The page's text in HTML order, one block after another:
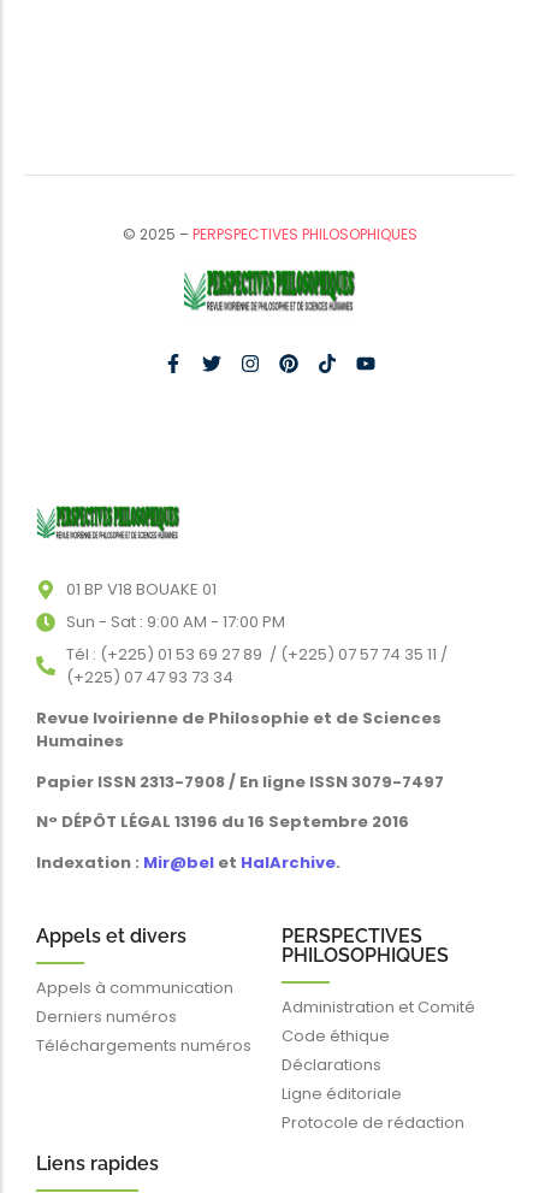
© 2025 –PERPSPECTIVES PHILOSOPHIQUES
01 BP V18 BOUAKE 01
Sun - Sat : 9:00 AM - 17:00 PM
Tél : (+225) 01 53 69 27 89 / (+225) 07 57 74 35 11 /
(+225) 07 47 93 73 34
Revue Ivoirienne de Philosophie et de Sciences
Humaines
Papier ISSN 2313-7908 / En ligne ISSN 3079-7497
N° DÉPÔT LÉGAL 13196 du 16 Septembre 2016
Indexation : Mir@bel et HalArchive.
Appels et divers
Appels à communication
Derniers numéros
Téléchargements numéros
PERSPECTIVES
PHILOSOPHIQUES
Administration et Comité
Code éthique
Déclarations
Ligne éditoriale
Protocole de rédaction
Liens rapides